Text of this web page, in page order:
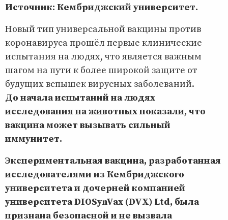
Источник: Кембриджский университет.
Новый тип универсальной вакцины против
коронавируса прошёл первые клинические
испытания на людях, что является важным
шагом на пути к более широкой защите от
будущих вспышек вирусных заболеваний.
До начала испытаний на людях
исследования на животных показали, что
вакцина может вызывать сильный
иммунитет.
Экспериментальная вакцина, разработанная
исследователями из Кембриджского
университета и дочерней компанией
университета DIOSynVax (DVX) Ltd, была
признана безопасной и не вызвала